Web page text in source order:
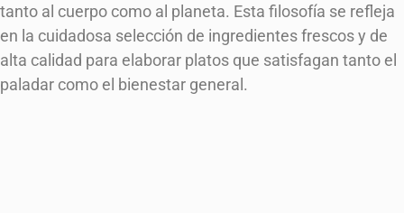
tanto al cuerpo como al planeta. Esta filosofía se refleja
en la cuidadosa selección de ingredientes frescos y de
alta calidad para elaborar platos que satisfagan tanto el
paladar como el bienestar general.